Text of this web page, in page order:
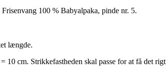
100 % Babyalpaka, pinde nr. 5.
længde.
10 cm. Strikkefastheden skal passe for at få det